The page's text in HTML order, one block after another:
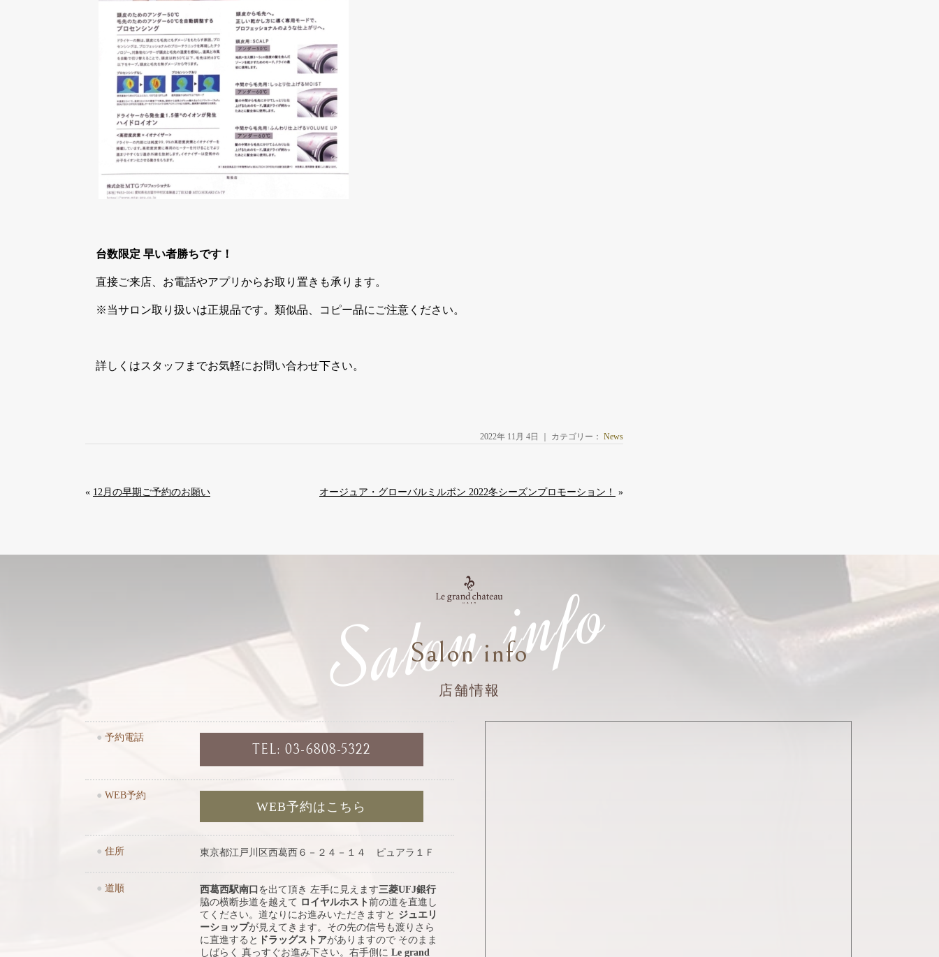
台数限定 早い者勝ちです！
直接ご来店、お電話やアプリからお取り置きも承ります。
※当サロン取り扱いは正規品です。類似品、コピー品にご注意ください。
詳しくはスタッフまでお気軽にお問い合わせ下さい。
2022年 11月 4日 ｜ カテゴリー： News
« 12月の早期ご予約のお願い オージュア・グローバルミルボン 2022冬シーズンプロモーション！ »
Salon info
Salon info
店舗情報
● 予約電話
TEL: 03-6808-5322
● WEB予約
WEB予約はこちら
● 住所 東京都江戸川区西葛西６－２４－１４ ピュアラ１Ｆ
● 道順 西葛西駅南口 を出て頂き 左手に見えます三菱UFJ銀行
脇の横断歩道を越えて ロイヤルホスト 前の道を直進し
てください。道なりにお進みいただきますと ジュエリ
ーショップが見えてきます。その先の信号も渡りさら
に直進すると ドラッグストアがありますので そのまま
しばらく 真っすぐお進み下さい。右手側に Le grand